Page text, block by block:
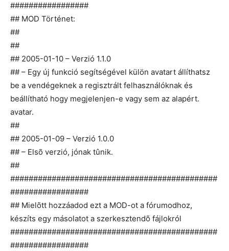
#################
## MOD Történet:
##
##
## 2005-01-10 – Verzió 1.1.0
## – Egy új funkció segítségével külön avatart állíthatsz
be a vendégeknek a regisztrált felhasználóknak és
beállítható hogy megjelenjen-e vagy sem az alapért.
avatar.
##
## 2005-01-09 – Verzió 1.0.0
## – Elsõ verzió, jónak tûnik.
##
#############################################
#################
## Mielõtt hozzáadod ezt a MOD-ot a fórumodhoz,
készíts egy másolatot a szerkesztendõ fájlokról
#############################################
#################